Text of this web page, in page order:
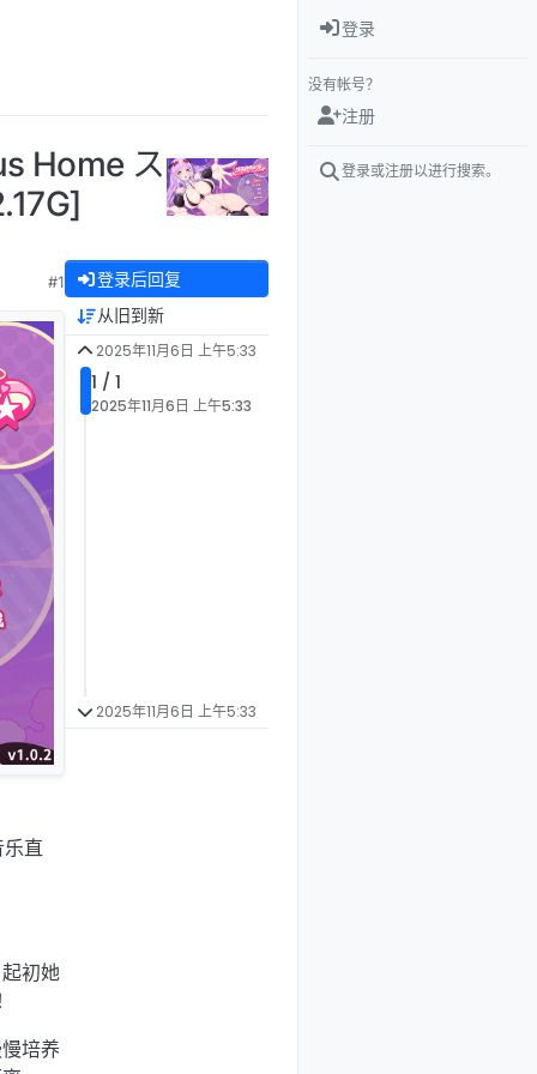
Home ス
#1
直
初她
培养
登录后回复
从旧到新
2025年11月6日 上午5:33
1 / 1
2025年11月6日 上午5:33
2025年11月6日 上午5:33
登录
没有帐号？
注册
登录或注册以进行搜索。